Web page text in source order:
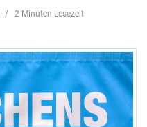
2 Minuten Lesezeit